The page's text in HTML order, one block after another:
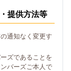
提供方法等
通知なく変更す
ズであることを
バーズご本人で